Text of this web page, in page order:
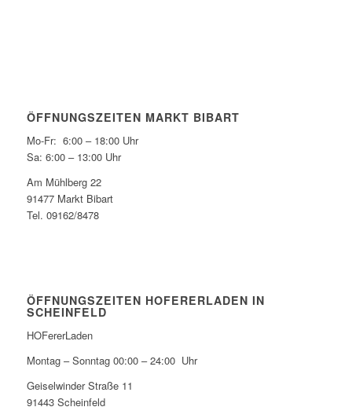
ÖFFNUNGSZEITEN MARKT BIBART
Mo-Fr: 6:00 – 18:00 Uhr
Sa: 6:00 – 13:00 Uhr
Am Mühlberg 22
91477 Markt Bibart
Tel. 09162/8478
ÖFFNUNGSZEITEN HOFERERLADEN IN
SCHEINFELD
HOFererLaden
Montag – Sonntag 00:00 – 24:00 Uhr
Geiselwinder Straße 11
91443 Scheinfeld